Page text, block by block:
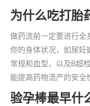
为什么吃打胎
做药流前一定要进行全
你的身体状况，如尿妊
常规和血型，以及B超
能提高药物流产的安全
验孕棒最早什